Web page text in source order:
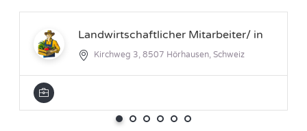
Landwirtschaftlicher Mitarbeiter/ in
Kirchweg 3, 8507 Hörhausen, Schweiz